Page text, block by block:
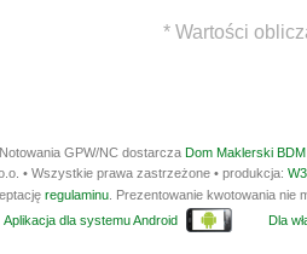
* Wartości
Notowania GPW/NC dostarcza Dom Maklerski
• Wszystkie prawa zastrzeżone • produkcja:
regulaminu . Prezentowanie kwotowania
Aplikacja dla systemu Android Dla